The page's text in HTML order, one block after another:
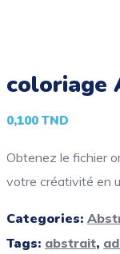
coloriage
0,100 TND
Obtenez le fichier
votre créativité en
Categories:
Tags: abstrait,